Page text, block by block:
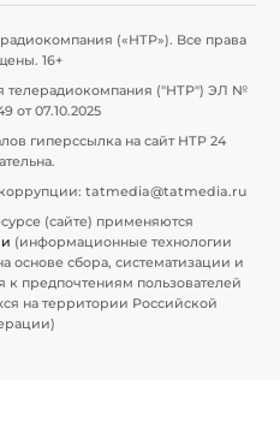
(«НТР»). Все права
16+
телерадиокомпания ("НТР") ЭЛ №
от 07.10.2025
гиперссылка на сайт НТР 24
tatmedia@tatmedia.ru
(сайте) применяются
(информационные технологии
основе сбора, систематизации и
к предпочтениям пользователей
на территории Российской